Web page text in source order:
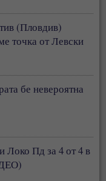
(Пловдив)
точка от Левски
бе невероятна
Локо Пд за 4 от 4 в